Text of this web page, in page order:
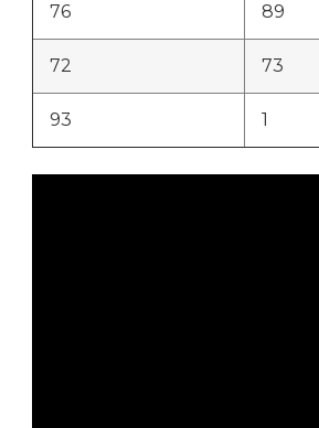
76 89
72 73
93 1